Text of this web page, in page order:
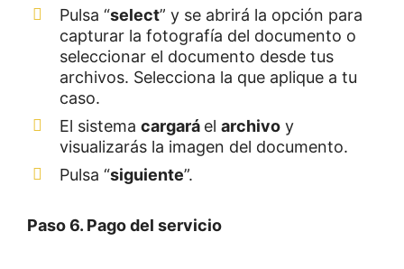
Pulsa “select” y se abrirá la opción para
capturar la fotografía del documento o
seleccionar el documento desde tus
archivos. Selecciona la que aplique a tu
caso.
El sistema cargará el archivo y
visualizarás la imagen del documento.
Pulsa “siguiente”.
Paso 6. Pago del servicio